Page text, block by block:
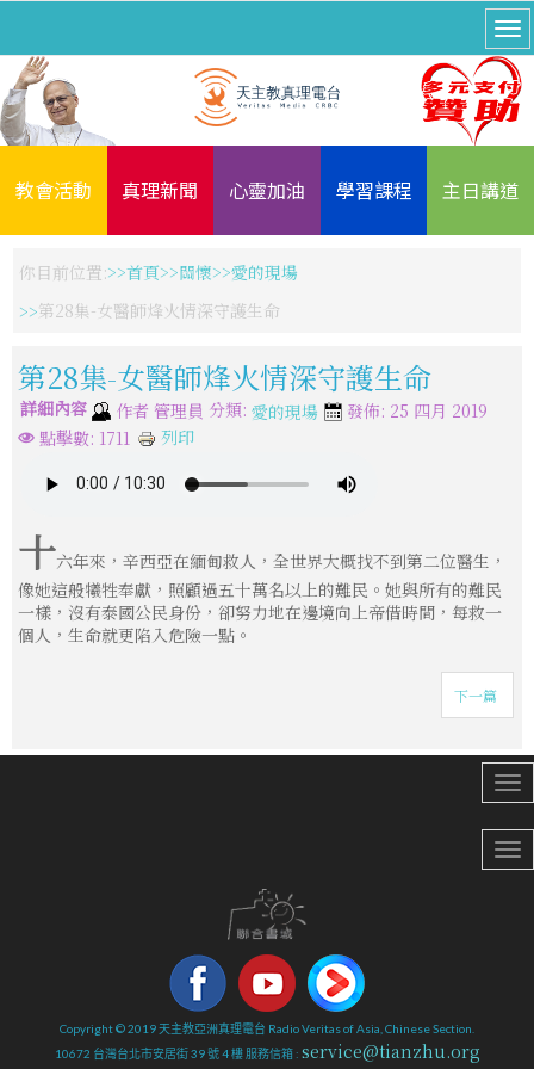
教會活動 真理新聞 心靈加油 學習課程 主日講道
你目前位置: 首頁 關懷
愛的現場
第28集-女醫師烽火情深守護生命
第28集-女醫師烽火情深守護生命
詳細內容 作者 管理員 分類: 愛的現場
發佈: 25 四月 2019
點擊數: 1711
列印
十六年來，辛西亞在緬甸救人，全世界大概找不到第二位醫生，
像她這般犧牲奉獻，照顧過五十萬名以上的難民。她與所有的難民
一樣，沒有泰國公民身份，卻努力地在邊境向上帝借時間，每救一
個人，生命就更陷入危險一點。
下一篇
Copyright © 2019 天主教亞洲真理電台 Radio Veritas of Asia, Chinese Section.
10672 台灣台北市安居街 39 號 4 樓 服務信箱 : service@tianzhu.org